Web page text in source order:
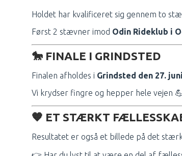
Holdet har kvalificeret sig gennem to
Først 2 stævner imod Odin Rideklub i
🐎 FINALE I GRINDSTED
Finalen afholdes i Grindsted den 27. juni
Vi krydser fingre og hepper hele vejen 💪
🧡 ET STÆRKT
Resultatet er også et billede på det